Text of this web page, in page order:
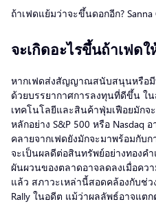
ถ้าเฟดแย้มว่าจะขึ้นดอกอีก?
จะเกิดอะไรขึ้นถ้าเฟดใ
หากเฟดส่งสัญญาณสนับสนุนหรือมี
ด้วยบรรยากาศการลงทุนที่ดีขึ้น ใ
เทคโนโลยีและสินค้าฟุ่มเฟือยมัก
หลักอย่าง S&P 500 หรือ
คลายจากเฟดยังมักจะมาพร้อมกับ
จะเป็นผลดีต่อสินทรัพย์อย่างทองค
ผันผวนของตลาดอาจลดลงเมื่อคว
แล้ว สภาวะเหล่านี้สอดคล้องกับช่ว
Rally ในอดีต แม้ว่าผลลัพธ์อาจแต